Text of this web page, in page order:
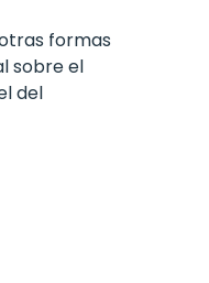
formas
sobre el
del